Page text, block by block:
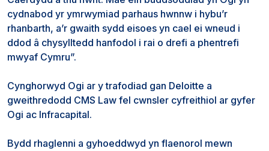
cydnabod yr ymrwymiad parhaus hwnnw i hybu’r
rhanbarth, a’r gwaith sydd eisoes yn cael ei wneud i
ddod â chysylltedd hanfodol i rai o drefi a phentrefi
mwyaf Cymru”.
Cynghorwyd Ogi ar y trafodiad gan Deloitte a
gweithredodd CMS Law fel cwnsler cyfreithiol ar gyfer
Ogi ac Infracapital.
Bydd rhaglenni a gyhoeddwyd yn flaenorol mewn